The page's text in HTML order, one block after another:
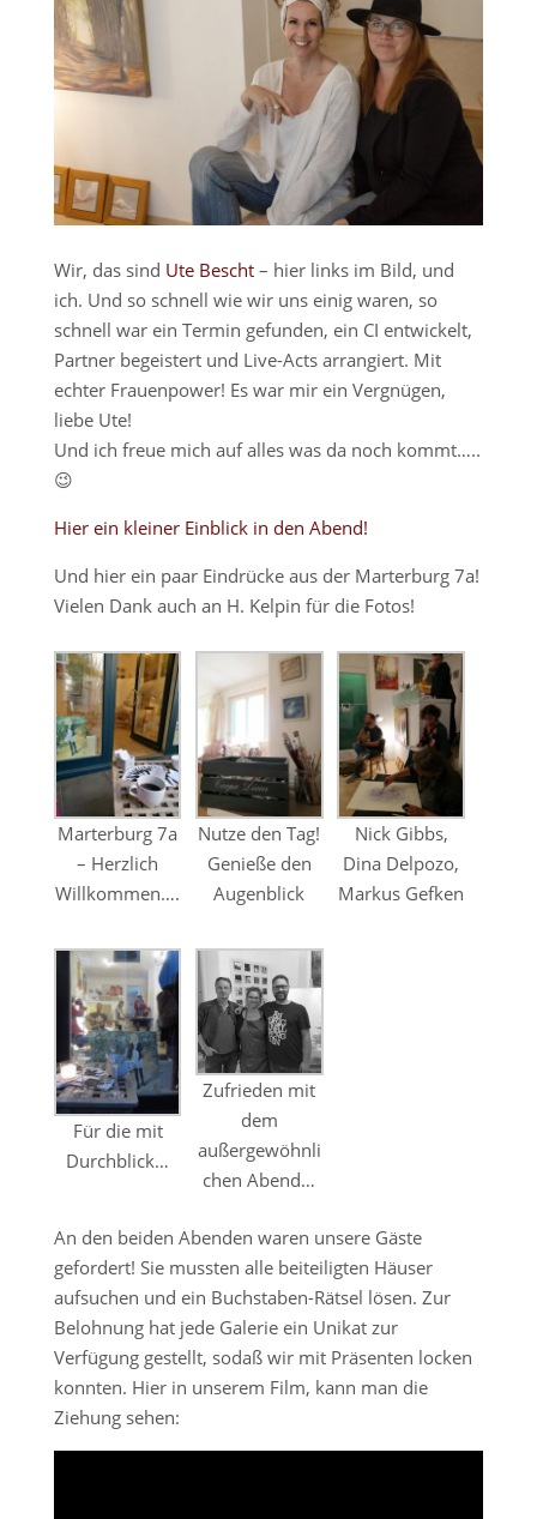
Wir, das sind Ute Bescht – hier links im Bild, und
ich. Und so schnell wie wir uns einig waren, so
schnell war ein Termin gefunden, ein CI entwickelt,
Partner begeistert und Live-Acts arrangiert. Mit
echter Frauenpower! Es war mir ein Vergnügen,
liebe Ute!
Und ich freue mich auf alles was da noch kommt…..
😉
Hier ein kleiner Einblick in den Abend!
Und hier ein paar Eindrücke aus der Marterburg 7a!
Vielen Dank auch an H. Kelpin für die Fotos!
Marterburg 7a
– Herzlich
Willkommen….
Nutze den Tag!
Genieße den
Augenblick
Nick Gibbs,
Dina Delpozo,
Markus Gefken
Für die mit
Durchblick…
Zufrieden mit
dem
außergewöhnli
chen Abend…
An den beiden Abenden waren unsere Gäste
gefordert! Sie mussten alle beiteiligten Häuser
aufsuchen und ein Buchstaben-Rätsel lösen. Zur
Belohnung hat jede Galerie ein Unikat zur
Verfügung gestellt, sodaß wir mit Präsenten locken
konnten. Hier in unserem Film, kann man die
Ziehung sehen: